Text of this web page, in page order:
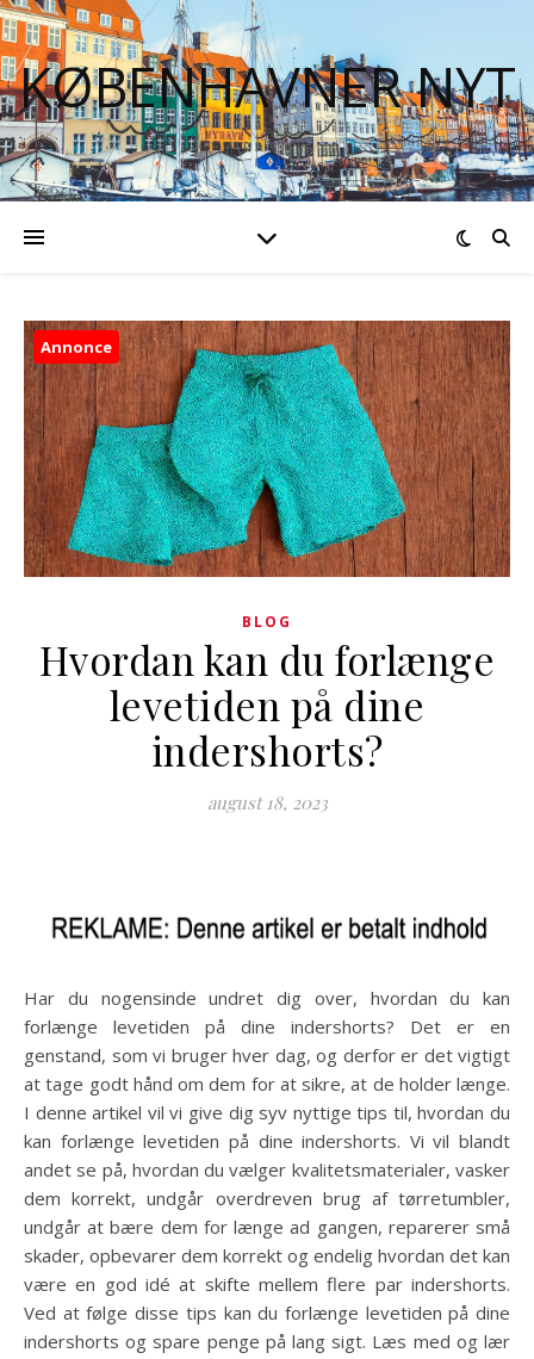
KØBENHAVNER NYT
Annonce
BLOG
Hvordan kan du forlænge
levetiden på dine
indershorts?
august 18, 2023
Har du nogensinde undret dig over, hvordan du kan
forlænge levetiden på dine indershorts? Det er en
genstand, som vi bruger hver dag, og derfor er det vigtigt
at tage godt hånd om dem for at sikre, at de holder længe.
I denne artikel vil vi give dig syv nyttige tips til, hvordan du
kan forlænge levetiden på dine indershorts. Vi vil blandt
andet se på, hvordan du vælger kvalitetsmaterialer, vasker
dem korrekt, undgår overdreven brug af tørretumbler,
undgår at bære dem for længe ad gangen, reparerer små
skader, opbevarer dem korrekt og endelig hvordan det kan
være en god idé at skifte mellem flere par indershorts.
Ved at følge disse tips kan du forlænge levetiden på dine
indershorts og spare penge på lang sigt. Læs med og lær